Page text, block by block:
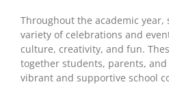
Throughout the academic
variety of celebrations and
culture, creativity, and fun.
together students, parents,
vibrant and supportive school